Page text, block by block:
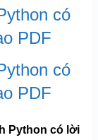
có
PDF
có
PDF
Python có lời